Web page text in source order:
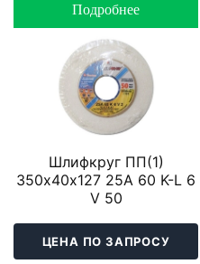
Подробнее
Шлифкруг ПП(1)
350х40х127 25A 60 K-L 6
V 50
ЦЕНА ПО ЗАПРОСУ